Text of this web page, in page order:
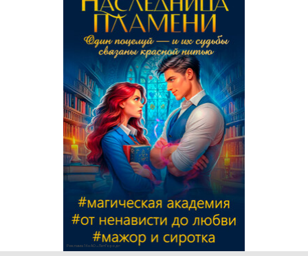
Реклама 16+ АО «ЛитГород»